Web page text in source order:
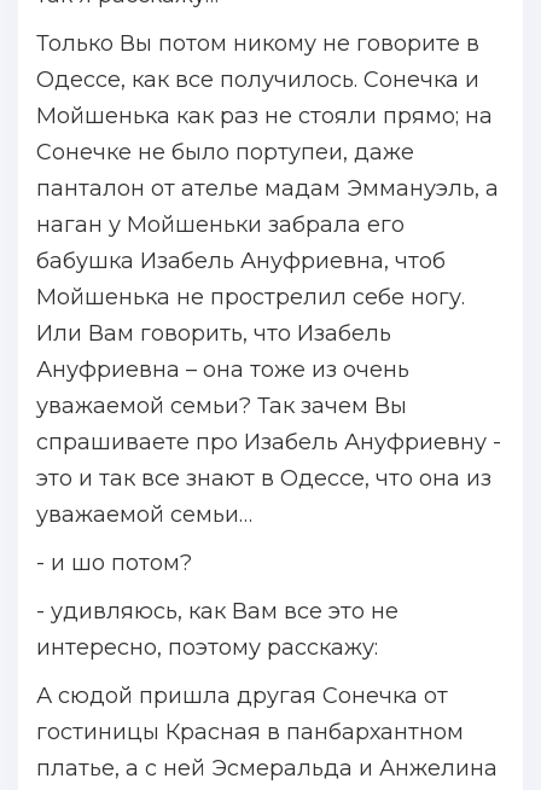
Только Вы потом никому не говорите в
Одессе, как все получилось. Сонечка и
Мойшенька как раз не стояли прямо; на
Сонечке не было портупеи, даже
панталон от ателье мадам Эммануэль, а
наган у Мойшеньки забрала его
бабушка Изабель Ануфриевна, чтоб
Мойшенька не прострелил себе ногу.
Или Вам говорить, что Изабель
Ануфриевна – она тоже из очень
уважаемой семьи? Так зачем Вы
спрашиваете про Изабель Ануфриевну -
это и так все знают в Одессе, что она из
уважаемой семьи…
- и шо потом?
- удивляюсь, как Вам все это не
интересно, поэтому расскажу:
А сюдой пришла другая Сонечка от
гостиницы Красная в панбархантном
платье, а с ней Эсмеральда и Анжелина